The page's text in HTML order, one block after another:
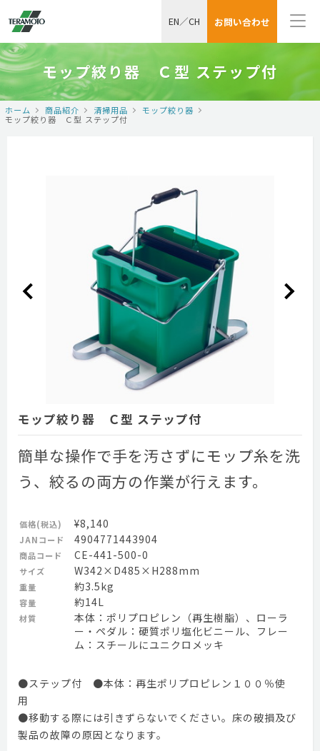
お問い合わせ
EN／CH
モップ絞り器 Ｃ型 ステップ付
ホーム 商品紹介 清掃用品
モップ絞り器
モップ絞り器 Ｃ型 ステップ付
モップ絞り器 Ｃ型 ステップ付
簡単な操作で手を汚さずにモップ糸を洗
う、絞るの両方の作業が行えます。
価格(税込) ¥8,140
JANコード 4904771443904
商品コード CE-441-500-0
サイズ W342×D485×H288mm
重量 約3.5kg
容量 約14L
材質
本体：ポリプロピレン（再生樹脂）、ローラ
ー・ペダル：硬質ポリ塩化ビニール、フレー
ム：スチールにユニクロメッキ
●ステップ付 ●本体：再生ポリプロピレン１００％使
用
●移動する際には引きずらないでください。床の破損及び
製品の故障の原因となります。